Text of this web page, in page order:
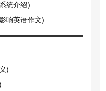
统介绍)
响英语作文)
)